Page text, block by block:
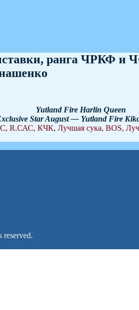
ранга ЧРКФ
Yutland Fire Harlin Queen
Star August — Yutland Fire
R.САС, КЧК, Лучшая сука, BOS,